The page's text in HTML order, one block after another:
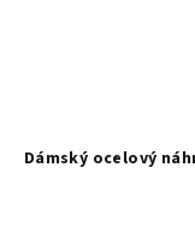
Dámský ocelový